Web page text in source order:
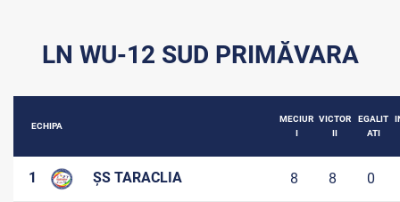
LN WU-12 SUD PRIMĂVARA
ECHIPA
MECIUR
I
VICTOR
II
EGALIT
ATI
1 ȘS TARACLIA 8 8 0